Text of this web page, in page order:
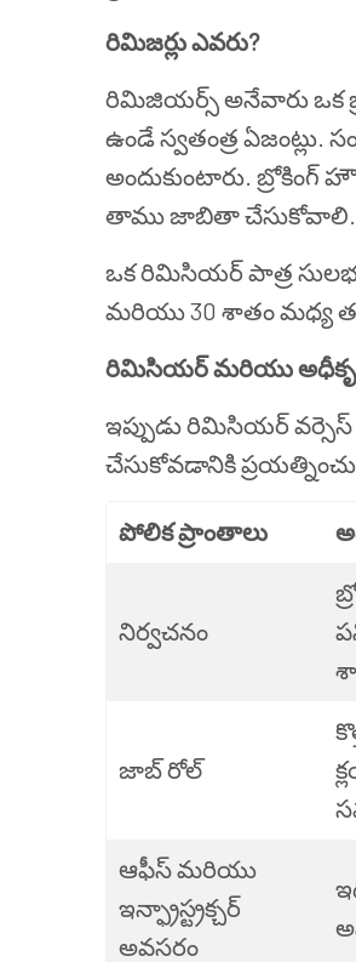
రిమిజర్లు ఎవరు?
రిమిజియర్స్ అనేవారు ఒక
ఉండే స్వతంత్ర
అందుకుంటారు.
తాము జాబితా చేసుకోవాలి.
ఒక రిమిసియర్ పాత్ర
మరియు 30 శాతం మధ్య
రిమిసియర్ మరియు అధీకృత
ఇప్పుడు రిమిసియర్ వర్సెస్
చేసుకోవడానికి
పోలిక ప్రాంతాలు
నిర్వచనం
జాబ్ రోల్
ఆఫీస్ మరియు
ఇన్ఫ్రాస్ట్రక్చర్
అవసరం